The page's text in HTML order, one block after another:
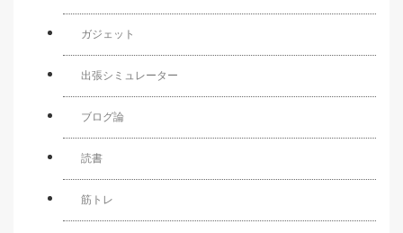
ガジェット
出張シミュレーター
ブログ論
読書
筋トレ